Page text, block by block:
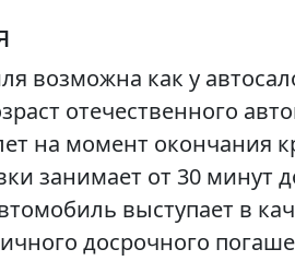
возможна как у
отечественного
на момент окончания
занимает от 30 минут
выступает в
досрочного